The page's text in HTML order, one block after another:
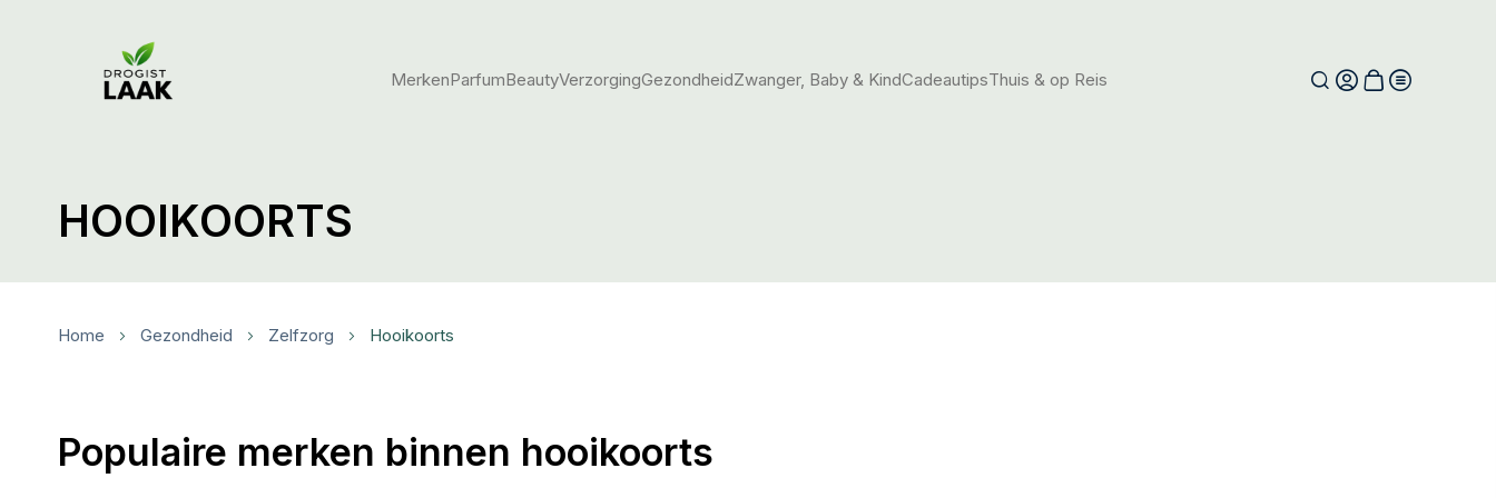
MerkenParfumBeautyVerzorgingGezondheidZwanger, Baby & KindCadeautipsThuis & op Reis
HOOIKOORTS
Home Gezondheid Zelfzorg Hooikoorts
Populaire merken binnen hooikoorts